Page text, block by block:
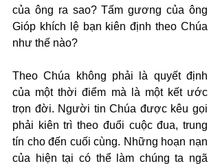
của ông ra sao? Tấm gương của ông
Gióp khích lệ bạn kiên định theo Chúa
như thế nào?
Theo Chúa không phải là quyết định
của một thời điểm mà là một kết ước
trọn đời. Người tin Chúa được kêu gọi
phải kiên trì theo đuổi cuộc đua, trung
tín cho đến cuối cùng. Những hoạn nạn
của hiện tại có thể làm chúng ta ngã